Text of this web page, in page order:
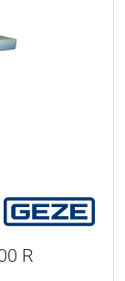
R